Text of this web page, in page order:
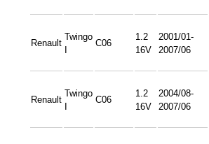
Renault
Twingo
C06
1.2
16V
2001/01-
2007/06
Renault
Twingo
C06
1.2
16V
2004/08-
2007/06